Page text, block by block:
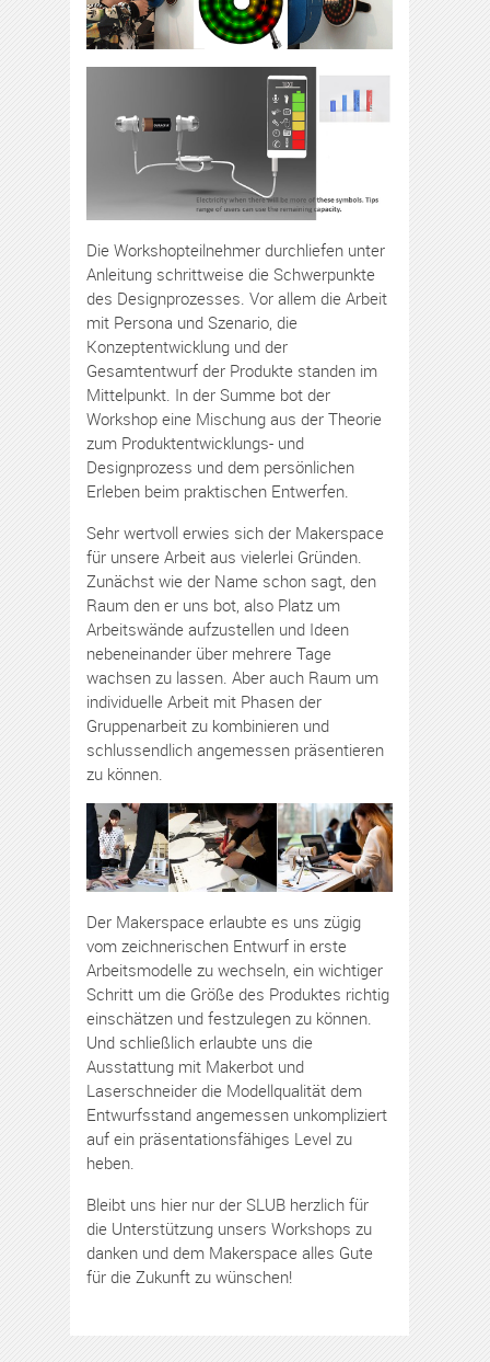
Die Workshopteilnehmer durchliefen unter
Anleitung schrittweise die Schwerpunkte
des Designprozesses. Vor allem die Arbeit
mit Persona und Szenario, die
Konzeptentwicklung und der
Gesamtentwurf der Produkte standen im
Mittelpunkt. In der Summe bot der
Workshop eine Mischung aus der Theorie
zum Produktentwicklungs- und
Designprozess und dem persönlichen
Erleben beim praktischen Entwerfen.
Sehr wertvoll erwies sich der Makerspace
für unsere Arbeit aus vielerlei Gründen.
Zunächst wie der Name schon sagt, den
Raum den er uns bot, also Platz um
Arbeitswände aufzustellen und Ideen
nebeneinander über mehrere Tage
wachsen zu lassen. Aber auch Raum um
individuelle Arbeit mit Phasen der
Gruppenarbeit zu kombinieren und
schlussendlich angemessen präsentieren
zu können.
Der Makerspace erlaubte es uns zügig
vom zeichnerischen Entwurf in erste
Arbeitsmodelle zu wechseln, ein wichtiger
Schritt um die Größe des Produktes richtig
einschätzen und festzulegen zu können.
Und schließlich erlaubte uns die
Ausstattung mit Makerbot und
Laserschneider die Modellqualität dem
Entwurfsstand angemessen unkompliziert
auf ein präsentationsfähiges Level zu
heben.
Bleibt uns hier nur der SLUB herzlich für
die Unterstützung unsers Workshops zu
danken und dem Makerspace alles Gute
für die Zukunft zu wünschen!